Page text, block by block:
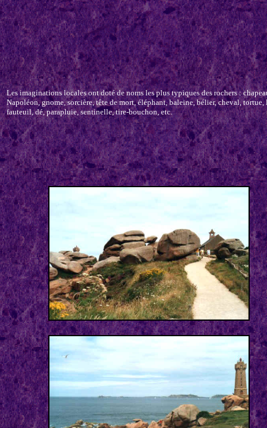
Les imaginations locales ont doté de noms les plus typiques des rochers :
Napoléon, gnome, sorcière, tête de mort, éléphant, baleine, bélier, cheval, tortue,
fauteuil, dé, parapluie, sentinelle, tire-bouchon, etc.